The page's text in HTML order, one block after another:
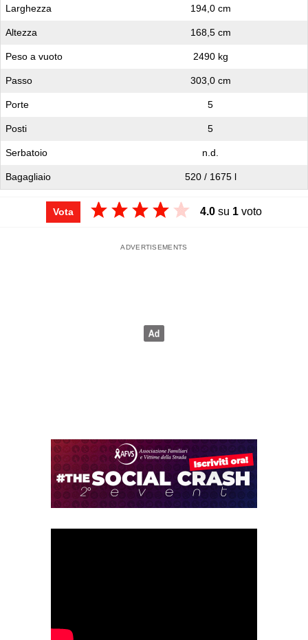
Larghezza 194,0 cm
Altezza 168,5 cm
Peso a vuoto 2490 kg
Passo 303,0 cm
Porte 5
Posti 5
Serbatoio n.d.
Bagagliaio 520 / 1675 l
Vota 4.0 su 1 voto